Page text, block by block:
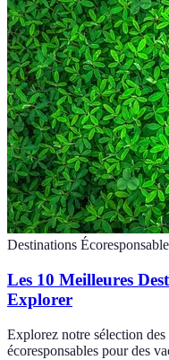
Destinations
Les 10 Meilleures
Explorer
Explorez notre sélection
écoresponsables pour des